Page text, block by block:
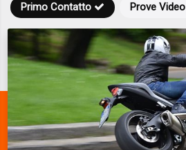
Prove Video
Primo Contatto